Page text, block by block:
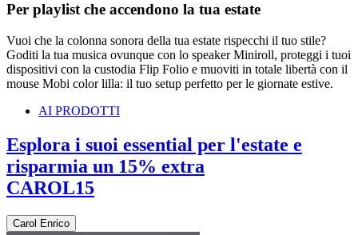
Per playlist che accendono la tua estate
Vuoi che la colonna sonora della tua estate rispecchi il tuo stile?
Goditi la tua musica ovunque con lo speaker Miniroll, proteggi i tuoi
dispositivi con la custodia Flip Folio e muoviti in totale libertà con il
mouse Mobi color lilla: il tuo setup perfetto per le giornate estive.
AI PRODOTTI
Esplora i suoi essential per l'estate e
risparmia un 15% extra
CAROL15
Carol Enrico